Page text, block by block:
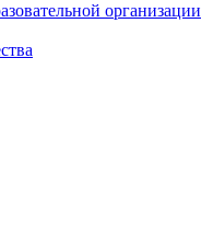
организации